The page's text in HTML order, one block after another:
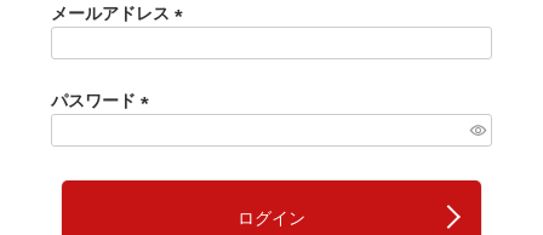
メールアドレス
)
パスワード
須
ログイン